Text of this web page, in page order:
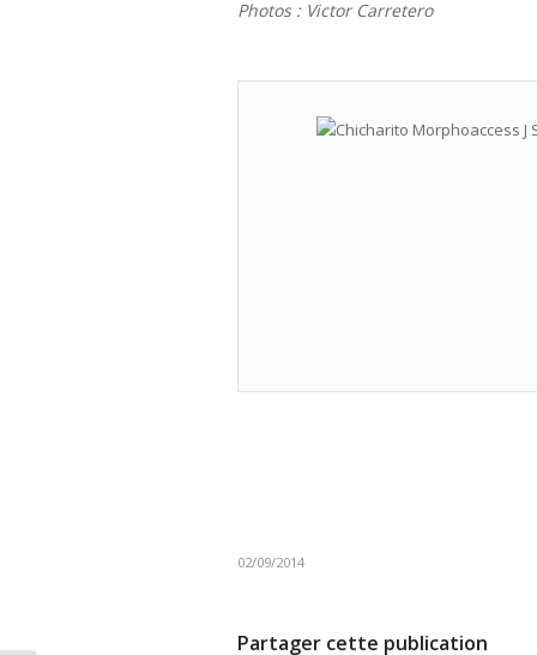
Photos : Victor Carretero
02/09/2014
Partager cette publication